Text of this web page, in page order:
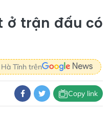
ở trận đấu có
Tĩnh trên
Copy link